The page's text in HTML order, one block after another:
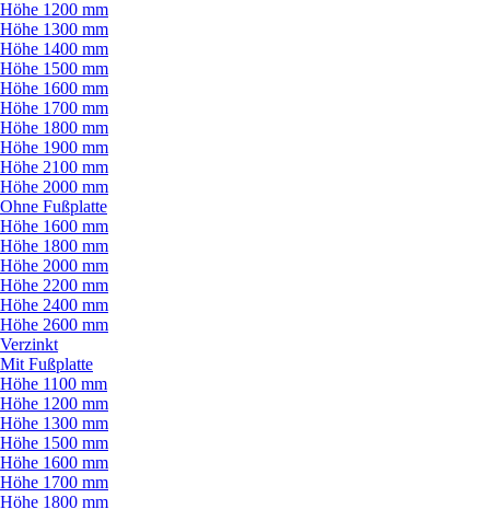
Höhe 1200 mm
Höhe 1300 mm
Höhe 1400 mm
Höhe 1500 mm
Höhe 1600 mm
Höhe 1700 mm
Höhe 1800 mm
Höhe 1900 mm
Höhe 2100 mm
Höhe 2000 mm
Ohne Fußplatte
Höhe 1600 mm
Höhe 1800 mm
Höhe 2000 mm
Höhe 2200 mm
Höhe 2400 mm
Höhe 2600 mm
Verzinkt
Mit Fußplatte
Höhe 1100 mm
Höhe 1200 mm
Höhe 1300 mm
Höhe 1500 mm
Höhe 1600 mm
Höhe 1700 mm
Höhe 1800 mm